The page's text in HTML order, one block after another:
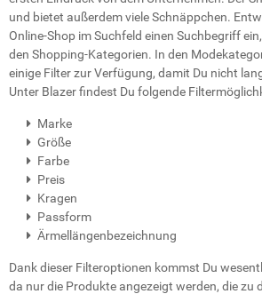
und bietet außerdem viele Schnäppchen.
Online-Shop im Suchfeld einen Suchbegriff
den Shopping-Kategorien. In den
einige Filter zur Verfügung, damit Du nicht
Unter Blazer findest Du folgende
Marke
Größe
Farbe
Preis
Kragen
Passform
Ärmellängenbezeichnung
Dank dieser Filteroptionen kommst Du
da nur die Produkte angezeigt werden, die zu